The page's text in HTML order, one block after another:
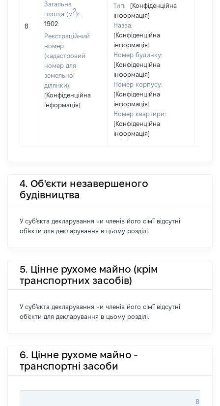
8
Загальна
площа (м2):
1902
Реєстраційний
номер
(кадастровий
номер для
земельної
ділянки):
[Конфіденційна
інформація]
Тип:
[Конфіденційна
інформація]
Назва:
[Конфіденційна
інформація]
Номер будинку:
[Конфіденційна
інформація]
Номер корпусу:
[Конфіденційна
інформація]
Номер квартири:
[Конфіденційна
інформація]
4. Об'єкти незавершеного
будівництва
У суб'єкта декларування чи членів його сім'ї відсутні
об'єкти для декларування в цьому розділі.
5. Цінне рухоме майно (крім
транспортних засобів)
У суб'єкта декларування чи членів його сім'ї відсутні
об'єкти для декларування в цьому розділі.
6. Цінне рухоме майно -
транспортні засоби